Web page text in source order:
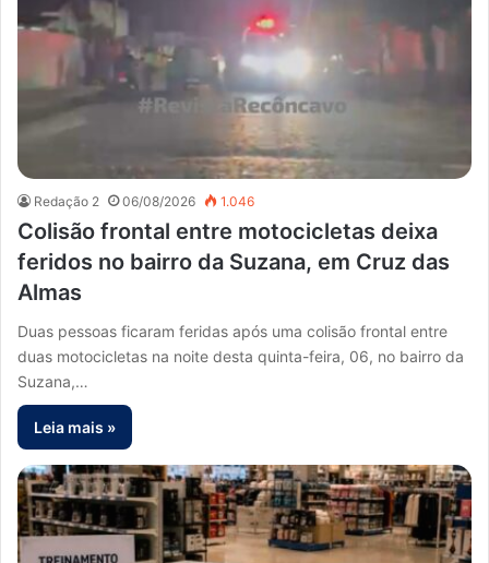
Redação 2 06/08/2026 1.046
Colisão frontal entre motocicletas deixa
feridos no bairro da Suzana, em Cruz das
Almas
Duas pessoas ficaram feridas após uma colisão frontal entre
duas motocicletas na noite desta quinta-feira, 06, no bairro da
Suzana,…
Leia mais »